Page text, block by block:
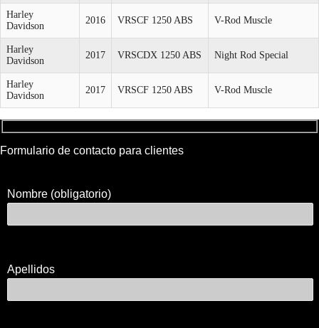
Harley
Davidson
2016 VRSCF 1250 ABS V-Rod Muscle
Harley
Davidson
2017 VRSCDX 1250 ABS Night Rod Special
Harley
Davidson
2017 VRSCF 1250 ABS V-Rod Muscle
Formulario de contacto para clientes
Nombre (obligatorio)
Apellidos